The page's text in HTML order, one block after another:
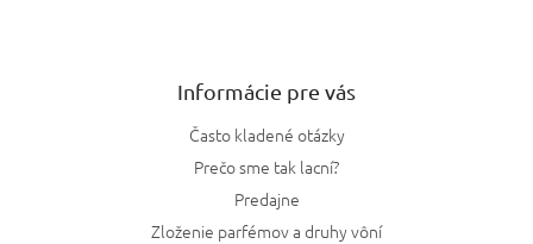
Informácie pre vás
Často kladené otázky
Prečo sme tak lacní?
Predajne
Zloženie parfémov a druhy vôní